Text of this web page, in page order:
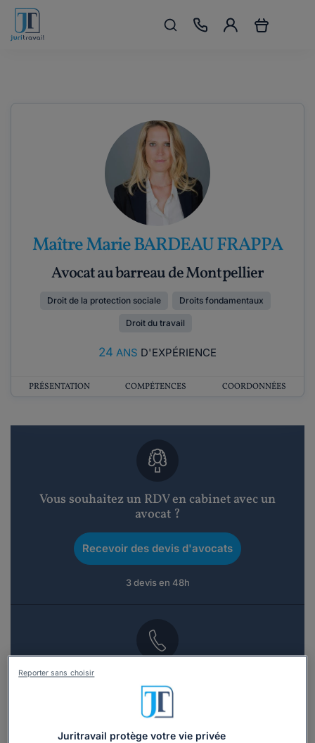
Maître Marie BARDEAU FRAPPA
Avocat au barreau de Montpellier
Droit de la protection sociale Droits fondamentaux
Droit du travail
24 ANS D'EXPÉRIENCE
PRÉSENTATION COMPÉTENCES COORDONNÉES
Vous souhaitez un RDV en cabinet avec un
avocat ?
Recevoir des devis d'avocats
3 devis en 48h
Vous souhaitez une consultation par
téléphone ?
Juritravail protège votre vie privée
Reporter sans choisir